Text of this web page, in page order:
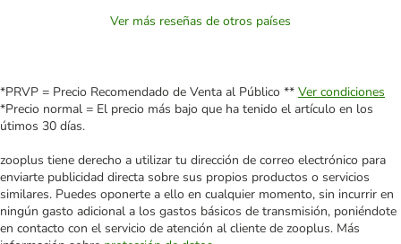
Ver más reseñas de otros países
*PRVP = Precio Recomendado de Venta al Público ** Ver condiciones
*Precio normal = El precio más bajo que ha tenido el artículo en los
útimos 30 días.
zooplus tiene derecho a utilizar tu dirección de correo electrónico para
enviarte publicidad directa sobre sus propios productos o servicios
similares. Puedes oponerte a ello en cualquier momento, sin incurrir en
ningún gasto adicional a los gastos básicos de transmisión, poniéndote
en contacto con el servicio de atención al cliente de zooplus. Más